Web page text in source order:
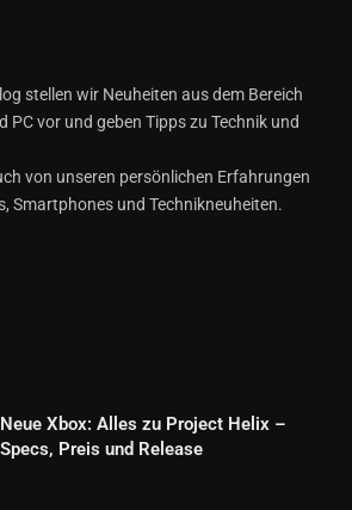
stellen wir Neuheiten aus dem Bereich
PC vor und geben Tipps zu Technik und
von unseren persönlichen Erfahrungen
Smartphones und Technikneuheiten.
Neue Xbox: Alles zu Project Helix –
Specs, Preis und Release